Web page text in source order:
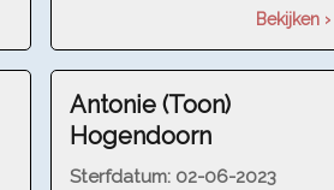
Bekijken ›
Antonie (Toon)
Hogendoorn
Sterfdatum: 02-06-2023